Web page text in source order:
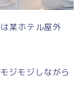
某ホテル屋外
ジモジしながら